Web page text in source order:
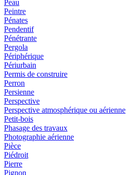
Peau
Peintre
Pénates
Pendentif
Pénétrante
Pergola
Périphérique
Périurbain
Permis de construire
Perron
Persienne
Perspective
Perspective atmosphérique ou aérienne
Petit-bois
Phasage des travaux
Photographie aérienne
Pièce
Piédroit
Pierre
Pignon